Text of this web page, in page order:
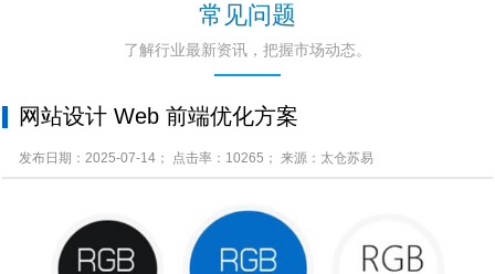
常见问题
了解行业最新资讯，把握市场动态。
网站设计 Web 前端优化方案
发布日期：2025-07-14； 点击率：10265； 来源：太仓苏易